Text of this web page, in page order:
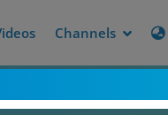
Channels